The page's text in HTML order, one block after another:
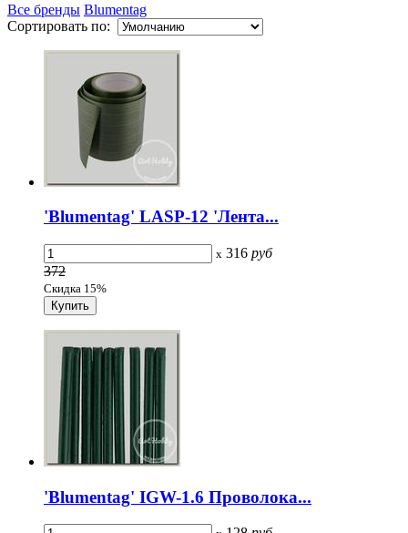
Все бренды Blumentag
Сортировать по:
'Blumentag' LASP-12 'Лента...
x 316 руб
372
Скидка 15%
'Blumentag' IGW-1.6 Проволока...